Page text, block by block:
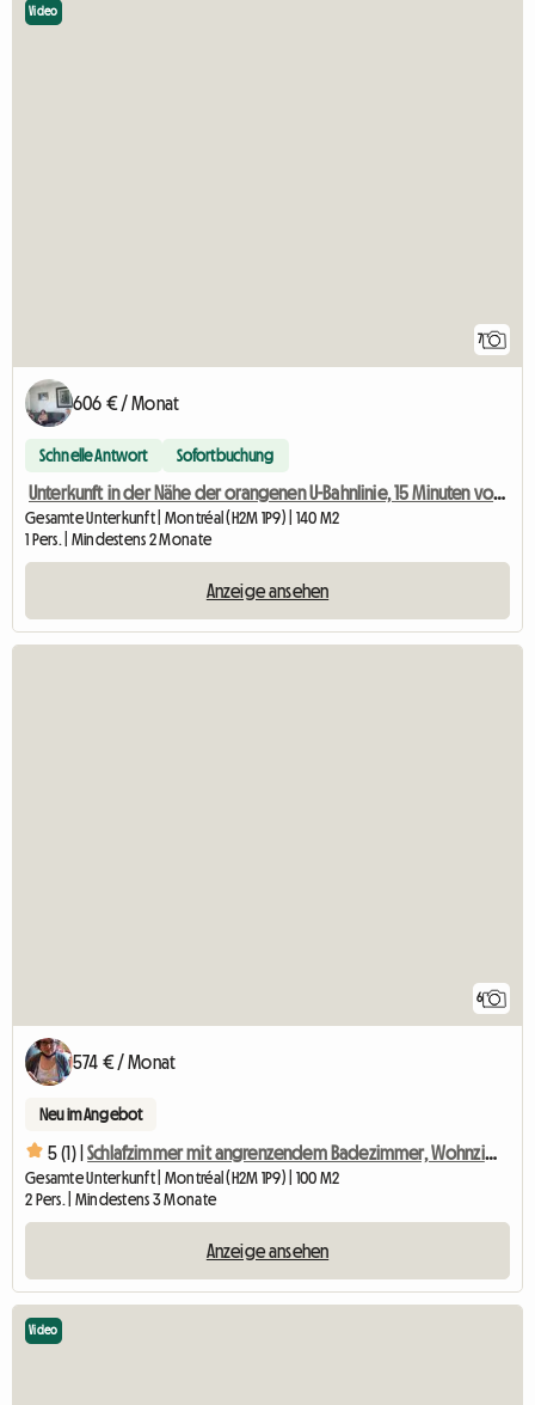
7
Video
606 € / Monat
Schnelle Antwort Sofortbuchung
Unterkunft in der Nähe der orangenen U-Bahnlinie, 15 Minuten vom Stadtzentrum entfernt.
Gesamte Unterkunft | Montréal (H2M 1P9) | 140 M2
1 Pers. | Mindestens 2 Monate
Anzeige ansehen
6
574 € / Monat
Neu im Angebot
5 (1) | Schlafzimmer mit angrenzendem Badezimmer, Wohnzimmer,...
Gesamte Unterkunft | Montréal (H2M 1P9) | 100 M2
2 Pers. | Mindestens 3 Monate
Anzeige ansehen
Video